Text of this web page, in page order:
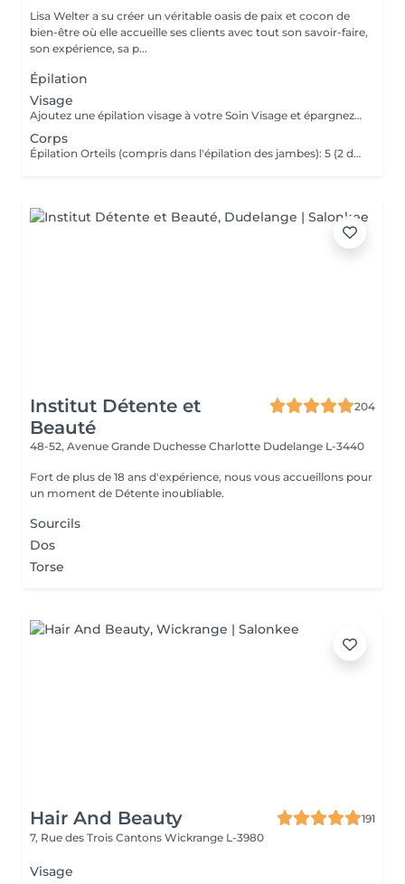
Lisa Welter a su créer un véritable oasis de paix et cocon de
bien-être où elle accueille ses clients avec tout son savoir-faire,
son expérience, sa p...
Épilation
Visage
Ajoutez une épilation visage à votre Soin Visage et épargnez -3
Corps
Épilation Orteils (compris dans l'épilation des jambes): 5 (2 dans une Pédicure)
Institut Détente et
Beauté
204
48-52, Avenue Grande Duchesse Charlotte Dudelange L-3440
Fort de plus de 18 ans d'expérience, nous vous accueillons pour
un moment de Détente inoubliable.
Sourcils
Dos
Torse
Hair And Beauty
191
7, Rue des Trois Cantons Wickrange L-3980
Visage